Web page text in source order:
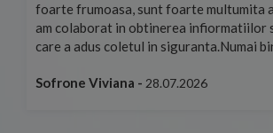
foarte frumoasa, sunt foarte multumita
am colaborat in obtinerea infiormatiilor
care a adus coletul in siguranta.Numai
Sofrone Viviana - 28.07.2026